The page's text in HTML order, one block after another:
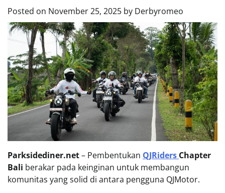
Posted on November 25, 2025 by Derbyromeo
Parksidediner.net– Pembentukan QJRiders Chapter
Bali berakar pada keinginan untuk membangun
komunitas yang solid di antara pengguna QJMotor.